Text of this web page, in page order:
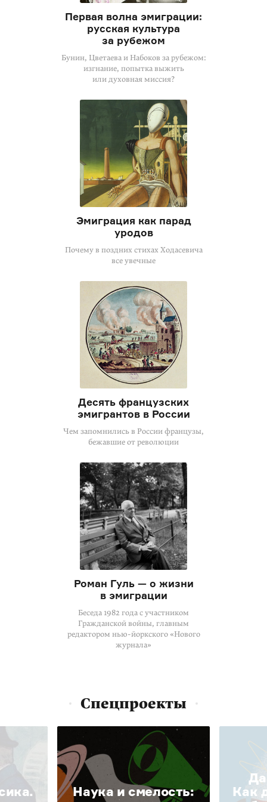
Первая волна эмиграции:
русская культура
за рубежом
Бунин, Цветаева и Набоков за рубежом:
изгнание, попытка выжить
или духовная миссия?
Эмиграция как парад
уродов
Почему в поздних стихах Ходасевича
все увечные
Десять французских
эмигрантов в России
Чем запомнились в России французы,
бежавшие от революции
Роман Гуль — о жизни
в эмиграции
Беседа 1982 года с участником
Гражданской войны, главным
редактором нью-йоркского «Нового
журнала»
Спецпроекты
Наука и смелость:
Да
Как